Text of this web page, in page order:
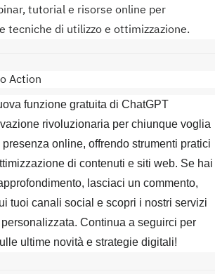
tutorial e risorse online per
tecniche di utilizzo e ottimizzazione.
Action
funzione gratuita di ChatGPT
rivoluzionaria per chiunque voglia
online, offrendo strumenti pratici
di contenuti e siti web. Se hai
lasciaci un commento,
tuoi canali social e scopri i nostri servizi
Continua a seguirci per
ultime novità e strategie digitali!